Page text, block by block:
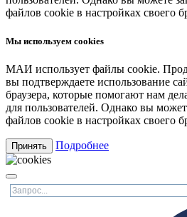
файлов cookie в настройках своего
Мы используем cookies
МАИ использует файлы cookie.
вы подтверждаете использование
браузера, которые помогают нам
для пользователей. Однако вы
файлов cookie в настройках своего
Принять Подробнее